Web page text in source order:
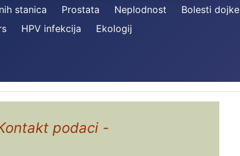
stanica Prostata Neplodnost Bolesti dojke
HPV infekcija Ekologij
podaci -